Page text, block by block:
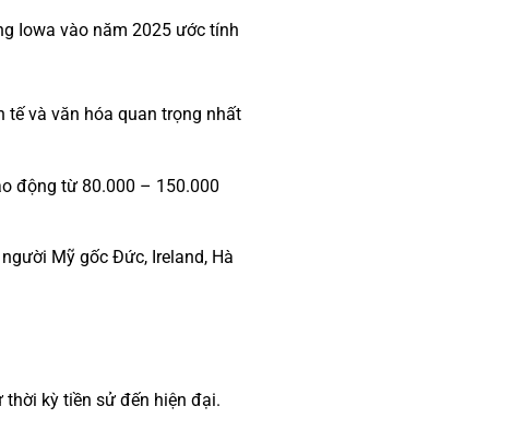
Iowa vào năm 2025 ước tính
tế và văn hóa quan trọng nhất
động từ 80.000 – 150.000
Mỹ gốc Đức, Ireland, Hà
thời kỳ tiền sử đến hiện đại.